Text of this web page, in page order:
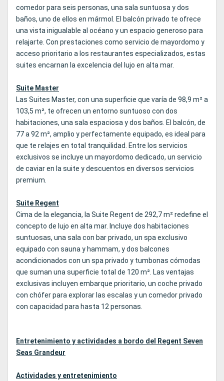
comedor para seis personas, una sala suntuosa y dos
baños, uno de ellos en mármol. El balcón privado te ofrece
una vista inigualable al océano y un espacio generoso para
relajarte. Con prestaciones como servicio de mayordomo y
acceso prioritario a los restaurantes especializados, estas
suites encarnan la excelencia del lujo en alta mar.
Suite Master
Las Suites Master, con una superficie que varía de 98,9 m² a
103,5 m², te ofrecen un entorno suntuoso con dos
habitaciones, una sala espaciosa y dos baños. El balcón, de
77 a 92 m², amplio y perfectamente equipado, es ideal para
que te relajes en total tranquilidad. Entre los servicios
exclusivos se incluye un mayordomo dedicado, un servicio
de caviar en la suite y descuentos en diversos servicios
premium.
Suite Regent
Cima de la elegancia, la Suite Regent de 292,7 m² redefine el
concepto de lujo en alta mar. Incluye dos habitaciones
suntuosas, una sala con bar privado, un spa exclusivo
equipado con sauna y hammam, y dos balcones
acondicionados con un spa privado y tumbonas cómodas
que suman una superficie total de 120 m². Las ventajas
exclusivas incluyen embarque prioritario, un coche privado
con chófer para explorar las escalas y un comedor privado
con capacidad para hasta 12 personas.
Entretenimiento y actividades a bordo del Regent Seven
Seas Grandeur
Actividades y entretenimiento